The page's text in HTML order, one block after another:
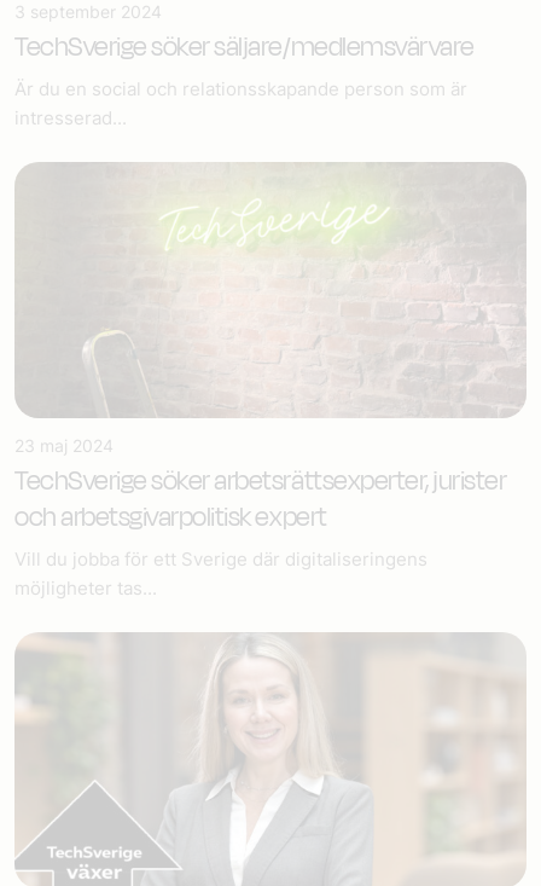
3 september 2024
TechSverige söker säljare/medlemsvärvare
Är du en social och relationsskapande person som är
intresserad...
23 maj 2024
TechSverige söker arbetsrättsexperter, jurister
och arbetsgivarpolitisk expert
Vill du jobba för ett Sverige där digitaliseringens
möjligheter tas...